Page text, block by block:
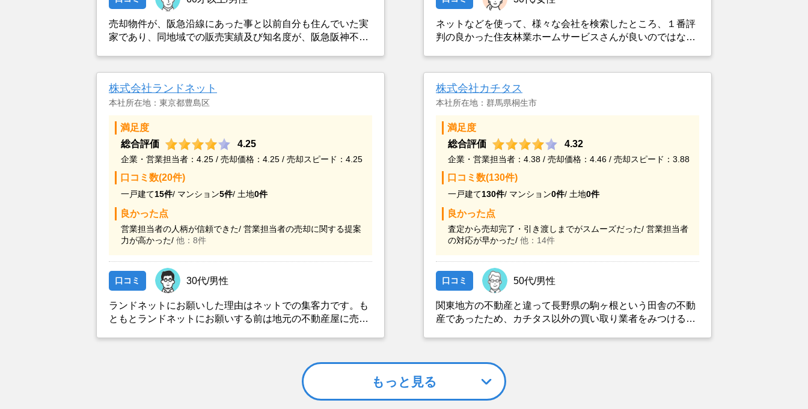
売却物件が、阪急沿線にあった事と以前自分も住んでいた実
家であり、同地域での販売実績及び知名度が、阪急阪神不動
ネットなどを使って、様々な会社を検索したところ、１番評
判の良かった住友林業ホームサービスさんが良いのではない
株式会社ランドネット
本社所在地：東京都豊島区
満足度
総合評価
4.25
企業・営業担当者：4.25 / 売却価格：4.25 / 売却スピード：4.25
口コミ数(20件)
一戸建て15件/ マンション5件/ 土地0件
良かった点
営業担当者の人柄が信頼できた/ 営業担当者の売却に関する提案
力が高かった/ 他：8件
口コミ 30代/男性
ランドネットにお願いした理由はネットでの集客力です。も
ともとランドネットにお願いする前は地元の不動産屋に売却
対応しているランドネットにお願いしました。
株式会社カチタス
本社所在地：群馬県桐生市
満足度
総合評価
4.32
企業・営業担当者：4.38 / 売却価格：4.46 / 売却スピード：3.88
口コミ数(130件)
一戸建て130件/ マンション0件/ 土地0件
良かった点
査定から売却完了・引き渡しまでがスムーズだった/ 営業担当者
の対応が早かった/ 他：14件
口コミ 50代/男性
関東地方の不動産と違って長野県の駒ヶ根という田舎の不動
産であったため、カチタス以外の買い取り業者をみつけるこ
もっと見る